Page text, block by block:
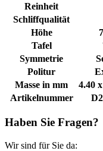
Reinheit
Schliffqualität
Höhe
Tafel
Symmetrie
Politur
Masse in mm
4.40
Artikelnummer
Haben Sie Fragen?
Wir sind für Sie da: